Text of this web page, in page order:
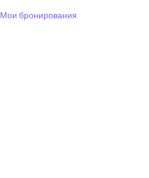
Мои бронирования